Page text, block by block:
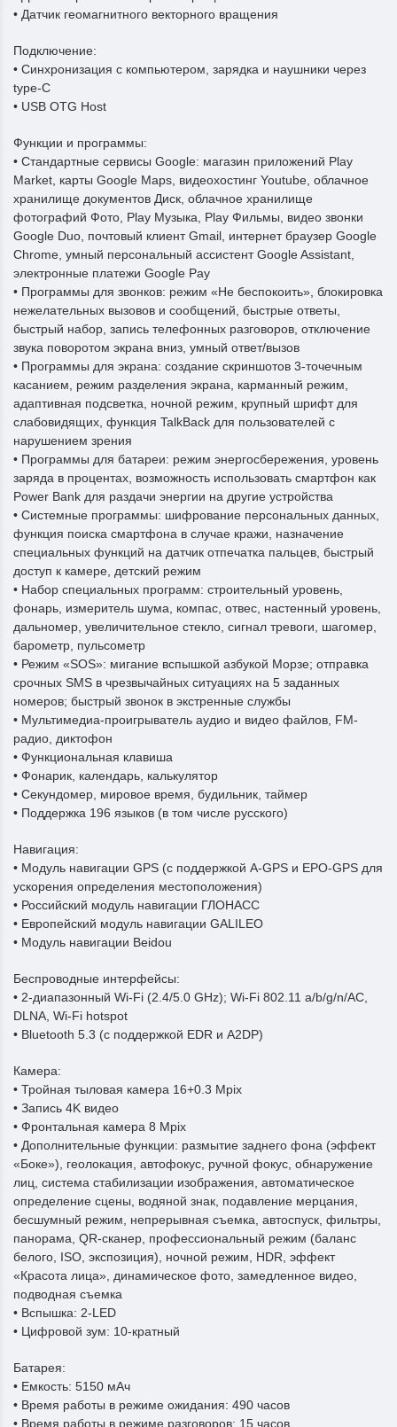
• Датчик геомагнитного векторного вращения
Подключение:
• Синхронизация с компьютером, зарядка и наушники через
type-C
• USB OTG Host
Функции и программы:
• Стандартные сервисы Google: магазин приложений Play
Market, карты Google Maps, видеохостинг Youtube, облачное
хранилище документов Диск, облачное хранилище
фотографий Фото, Play Музыка, Play Фильмы, видео звонки
Google Duo, почтовый клиент Gmail, интернет браузер Google
Chrome, умный персональный ассистент Google Assistant,
электронные платежи Google Pay
• Программы для звонков: режим «Не беспокоить», блокировка
нежелательных вызовов и сообщений, быстрые ответы,
быстрый набор, запись телефонных разговоров, отключение
звука поворотом экрана вниз, умный ответ/вызов
• Программы для экрана: создание скриншотов 3-точечным
касанием, режим разделения экрана, карманный режим,
адаптивная подсветка, ночной режим, крупный шрифт для
слабовидящих, функция TalkBack для пользователей с
нарушением зрения
• Программы для батареи: режим энергосбережения, уровень
заряда в процентах, возможность использовать смартфон как
Power Bank для раздачи энергии на другие устройства
• Системные программы: шифрование персональных данных,
функция поиска смартфона в случае кражи, назначение
специальных функций на датчик отпечатка пальцев, быстрый
доступ к камере, детский режим
• Набор специальных программ: строительный уровень,
фонарь, измеритель шума, компас, отвес, настенный уровень,
дальномер, увеличительное стекло, сигнал тревоги, шагомер,
барометр, пульсометр
• Режим «SOS»: мигание вспышкой азбукой Морзе; отправка
срочных SMS в чрезвычайных ситуациях на 5 заданных
номеров; быстрый звонок в экстренные службы
• Мультимедиа-проигрыватель аудио и видео файлов, FM-
радио, диктофон
• Функциональная клавиша
• Фонарик, календарь, калькулятор
• Секундомер, мировое время, будильник, таймер
• Поддержка 196 языков (в том числе русского)
Навигация:
• Модуль навигации GPS (с поддержкой A-GPS и EPO-GPS для
ускорения определения местоположения)
• Российский модуль навигации ГЛОНАСС
• Европейский модуль навигации GALILEO
• Модуль навигации Beidou
Беспроводные интерфейсы:
• 2-диапазонный Wi-Fi (2.4/5.0 GHz); Wi-Fi 802.11 a/b/g/n/AC,
DLNA, Wi-Fi hotspot
• Bluetooth 5.3 (с поддержкой EDR и A2DP)
Камера:
• Тройная тыловая камера 16+0.3 Mpix
• Запись 4K видео
• Фронтальная камера 8 Mpix
• Дополнительные функции: размытие заднего фона (эффект
«Боке»), геолокация, автофокус, ручной фокус, обнаружение
лиц, система стабилизации изображения, автоматическое
определение сцены, водяной знак, подавление мерцания,
бесшумный режим, непрерывная съемка, автоспуск, фильтры,
панорама, QR-сканер, профессиональный режим (баланс
белого, ISO, экспозиция), ночной режим, HDR, эффект
«Красота лица», динамическое фото, замедленное видео,
подводная съемка
• Вспышка: 2-LED
• Цифровой зум: 10-кратный
Батарея:
• Емкость: 5150 мАч
• Время работы в режиме ожидания: 490 часов
• Время работы в режиме разговоров: 15 часов